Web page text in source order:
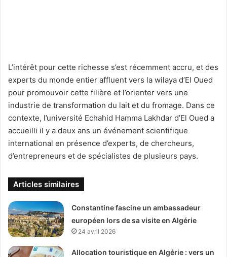
L’intérêt pour cette richesse s’est récemment accru, et des
experts du monde entier affluent vers la wilaya d’El Oued
pour promouvoir cette filière et l’orienter vers une
industrie de transformation du lait et du fromage. Dans ce
contexte, l’université Echahid Hamma Lakhdar d’El Oued a
accueilli il y a deux ans un événement scientifique
international en présence d’experts, de chercheurs,
d’entrepreneurs et de spécialistes de plusieurs pays.
Articles similaires
Constantine fascine un ambassadeur
européen lors de sa visite en Algérie
24 avril 2026
Allocation touristique en Algérie : vers un